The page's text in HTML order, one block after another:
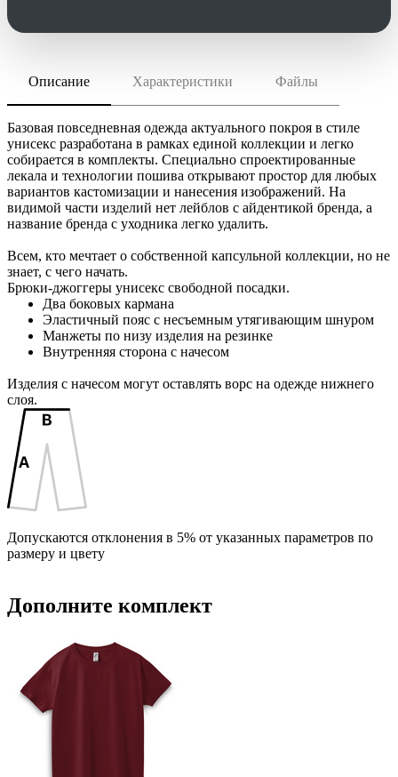
Описание
Базовая повседневная одежда актуального покроя в стиле
унисекс разработана в рамках единой коллекции и легко
собирается в комплекты. Специально спроектированные
лекала и технологии пошива открывают простор для любых
вариантов кастомизации и нанесения изображений. На
видимой части изделий нет лейблов с айдентикой бренда, а
название бренда с уходника легко удалить.
Всем, кто мечтает о собственной капсульной коллекции, но не
знает, с чего начать.
Брюки-джоггеры унисекс свободной посадки.
Два боковых кармана
Эластичный пояс с несъемным утягивающим шнуром
Манжеты по низу изделия на резинке
Внутренняя сторона с начесом
Изделия с начесом могут оставлять ворс на одежде нижнего
слоя.
Допускаются отклонения в 5% от указанных параметров по
размеру и цвету
Характеристики
РАЗМЕР ТОВАРА
хлопок 60%; полиэстер 40%; футер трехнитка, плотность
320 г/м²
ТРАНСПОРТНАЯ УПАКОВКА
60.0x40.0x30.0 см
ИНДИВИДУАЛЬНАЯ УПАКОВКА
I2 -Вышивка (10 цветов)
IO2 -Объёмная вышивка (10 цветов)
IB2 -Вышивка с застилом (10 цветов)
F2 -Флекс (1 цвет)
DTF3 -Печать DTF
DTF-F -Печать DTF с эффектами (1 цвет)
D3 -Шелкография с трансфером (5 цветов)
Файлы
скачать (pdf)
Инструкция по сохранению pdf из Corel Draw
Инструкция по сохранению pdf из Adobe Illustrator
Дополните комплект